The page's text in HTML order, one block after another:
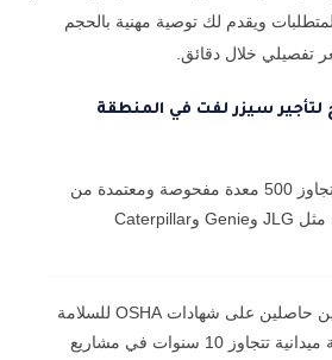
ويقدم لك توصية مهنية بالحجم
تفصيلي خلال دقائق.
لتأجير سيزر لفت في المنطقة
نمتلك أسطولاً حديثاً يتجاوز 500 معدة مفحوصة ومعتمدة من
أبرز العلامات العالمية مثل JLG وGenie وCaterpillar
نوفر مشغلين مرخصين حاصلين على شهادات OSHA للسلامة
المهنية مع خبرة عملية ميدانية تتجاوز 10 سنوات في مشاريع